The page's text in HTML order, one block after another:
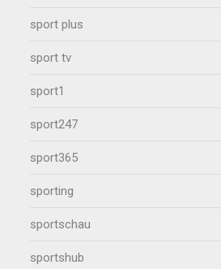
sport plus
sport tv
sport1
sport247
sport365
sporting
sportschau
sportshub